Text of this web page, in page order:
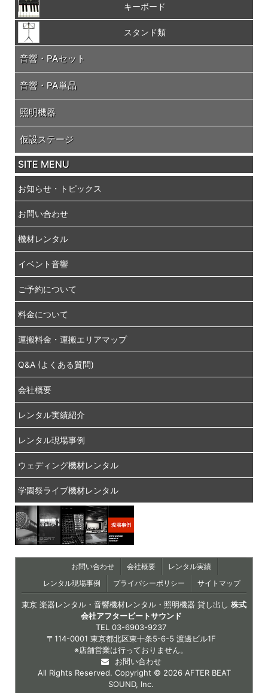
キーボード
スタンド類
音響・PAセット
音響・PA単品
照明機器
仮設ステージ
SITE MENU
お知らせ・トピックス
お問い合わせ
機材レンタル
イベント音響
ご予約について
料金について
運搬料金・運搬エリアマップ
Q&A (よくある質問)
会社概要
レンタル実績紹介
レンタル現場事例
ウェディング機材レンタル
学園祭ライブ機材レンタル
お問い合わせ 会社概要
レンタル実績
レンタル現場事例
プライバシーポリシー サイトマップ
東京 楽器レンタル・音響機材レンタル・照明機器 貸し出し 株式
会社アフタービートサウンド
TEL 03-6903-9237
〒114-0001 東京都北区東十条5-6-5 渡邊ビル1F
※店舗営業は行っておりません。
お問い合わせ
All Rights Reserved. Copyright © 2026 AFTER BEAT
SOUND, Inc.